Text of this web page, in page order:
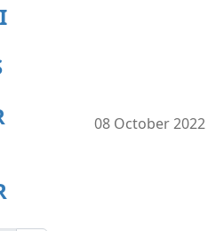
08 October 2022